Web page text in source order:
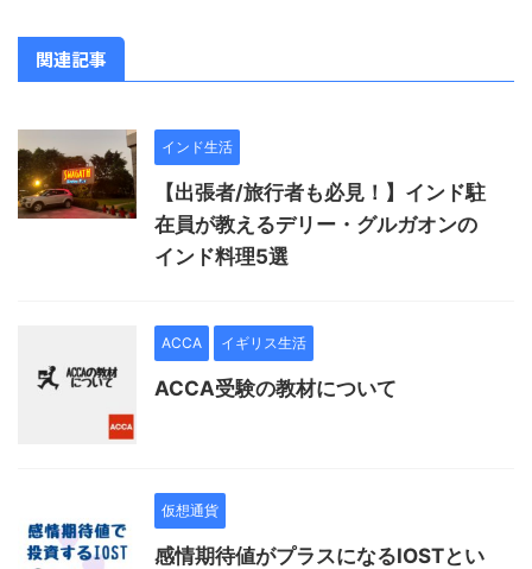
関連記事
インド生活
【出張者/旅行者も必見！】インド駐
在員が教えるデリー・グルガオンの
インド料理5選
ACCA イギリス生活
ACCA受験の教材について
仮想通貨
感情期待値がプラスになるIOSTとい